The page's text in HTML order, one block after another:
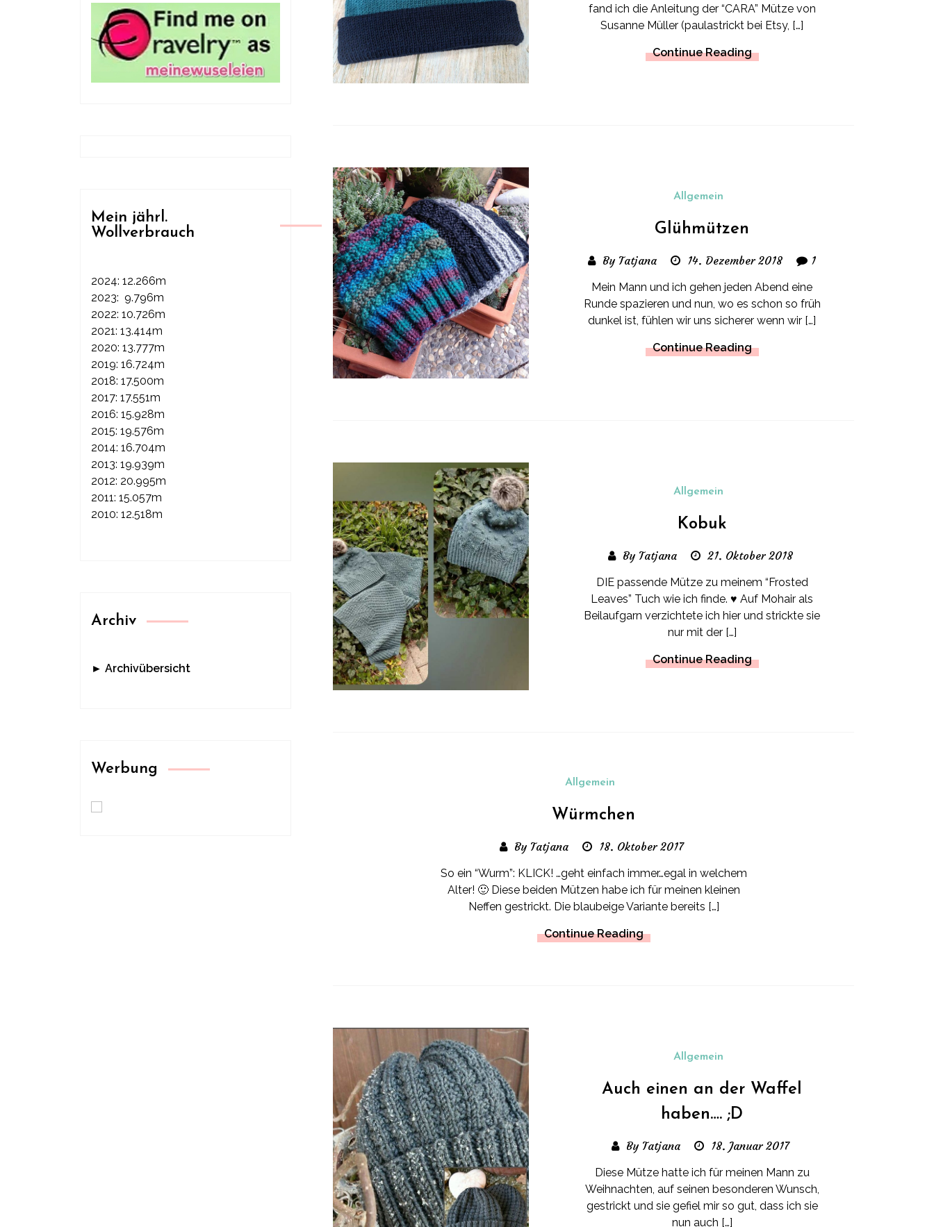
fand ich die Anleitung der “CARA” Mütze von
Susanne Müller (paulastrickt bei Etsy, […]
Continue Reading
Allgemein
Glühmützen
By Tatjana 14. Dezember 2018 1
Mein Mann und ich gehen jeden Abend eine
Runde spazieren und nun, wo es schon so früh
dunkel ist, fühlen wir uns sicherer wenn wir […]
Continue Reading
Allgemein
Kobuk
By Tatjana 21. Oktober 2018
DIE passende Mütze zu meinem “Frosted
Leaves” Tuch wie ich finde. ♥ Auf Mohair als
Beilaufgarn verzichtete ich hier und strickte sie
nur mit der […]
Continue Reading
Allgemein
Würmchen
By Tatjana 18. Oktober 2017
So ein “Wurm”: KLICK! …geht einfach immer…egal in welchem
Alter! 🙂 Diese beiden Mützen habe ich für meinen kleinen
Neffen gestrickt. Die blaubeige Variante bereits […]
Continue Reading
Allgemein
Auch einen an der Waffel
haben…. ;D
By Tatjana 18. Januar 2017
Diese Mütze hatte ich für meinen Mann zu
Weihnachten, auf seinen besonderen Wunsch,
gestrickt und sie gefiel mir so gut, dass ich sie
nun auch […]
Mein jährl.
Wollverbrauch
2024: 12.266m
2023: 9.796m
2022: 10.726m
2021: 13.414m
2020: 13.777m
2019: 16.724m
2018: 17.500m
2017: 17.551m
2016: 15.928m
2015: 19.576m
2014: 16.704m
2013: 19.939m
2012: 20.995m
2011: 15.057m
2010: 12.518m
Archiv
► Archivübersicht
Werbung